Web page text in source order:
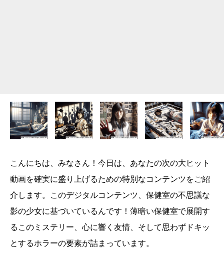
こんにちは、みなさん！今日は、あなたの次の大ヒット
動画を確実に盛り上げるための特別なコンテンツをご紹
介します。このデジタルコンテンツ、保健室の不思議な
影の少女に基づいているんです！薄暗い保健室で展開す
るこのミステリー、心に響く友情、そして思わずドキッ
とするホラーの要素が詰まっています。